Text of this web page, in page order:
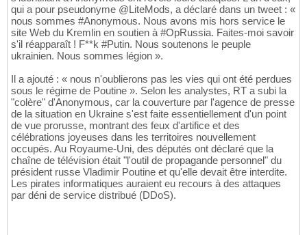
qui a pour pseudonyme @LiteMods, a déclaré dans un tweet : «
nous sommes #Anonymous. Nous avons mis hors service le
site Web du Kremlin en soutien à #OpRussia. Faites-moi savoir
s'il réapparaît ! F**k #Putin. Nous soutenons le peuple
ukrainien. Nous sommes légion ».
Il a ajouté : « nous n'oublierons pas les vies qui ont été perdues
sous le régime de Poutine ». Selon les analystes, RT a subi la
"colère" d'Anonymous, car la couverture par l'agence de presse
de la situation en Ukraine s'est faite essentiellement d'un point
de vue prorusse, montrant des feux d'artifice et des
célébrations joyeuses dans les territoires nouvellement
occupés. Au Royaume-Uni, des députés ont déclaré que la
chaîne de télévision était "l'outil de propagande personnel" du
président russe Vladimir Poutine et qu'elle devait être interdite.
Les pirates informatiques auraient eu recours à des attaques
par déni de service distribué (DDoS).